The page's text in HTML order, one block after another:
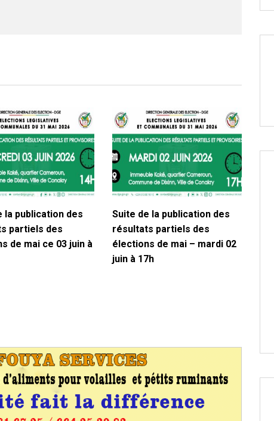
la publication des
partiels des
de mai ce 03 juin à
Suite de la publication des
résultats partiels des
élections de mai – mardi 02
juin à 17h